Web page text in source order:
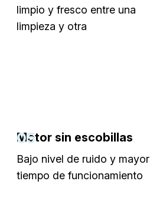
limpio y fresco entre una
limpieza y otra
05
Motor sin escobillas
Bajo nivel de ruido y mayor
tiempo de funcionamiento